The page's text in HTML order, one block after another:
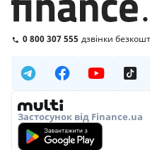
0 800 307 555 дзвінки
Застосунок від Finance.ua